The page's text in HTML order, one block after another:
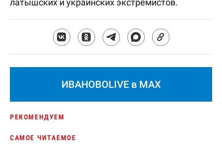
латышских и украинских экстремистов.
ИВАНОВОLIVE в MAX
РЕКОМЕНДУЕМ
САМОЕ ЧИТАЕМОЕ